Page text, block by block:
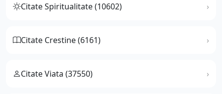
Citate Spiritualitate (10602)
Citate Crestine (6161)
Citate Viata (37550)